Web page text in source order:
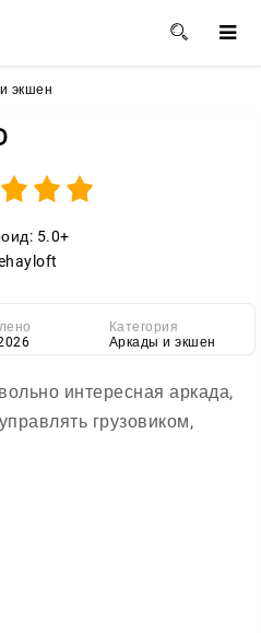
экшен
5.0+
Категория
Аркады и экшен
интересная аркада,
грузовиком,